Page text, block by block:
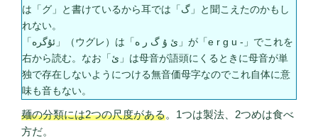
は「グ」と書けているから耳では「گ」と聞こえたのかもし
れない。
「ئۇگرە」（ウグレ）は「ئ ۇ گ ر ە」が「e r g u -」でこれを
右から読む。なお「ئ」は母音が語頭にくるときに母音が単
独で存在しないようにつける無音価母字なのでこれ自体に意
味も音もない。
麺の分類には2つの尺度がある。1つは製法、2つめは食べ
方だ。